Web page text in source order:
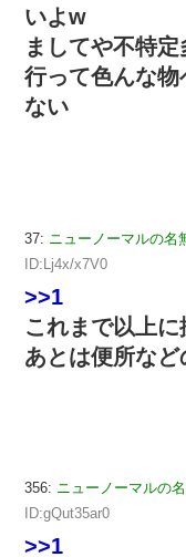
いよw
ましてや不特
行って色んな
ない
37: ニューノーマルの名
ID:Lj4x/x7V0
>>1
これまで以上
あとは便所な
356: ニューノーマルの
ID:gQut35ar0
>>1